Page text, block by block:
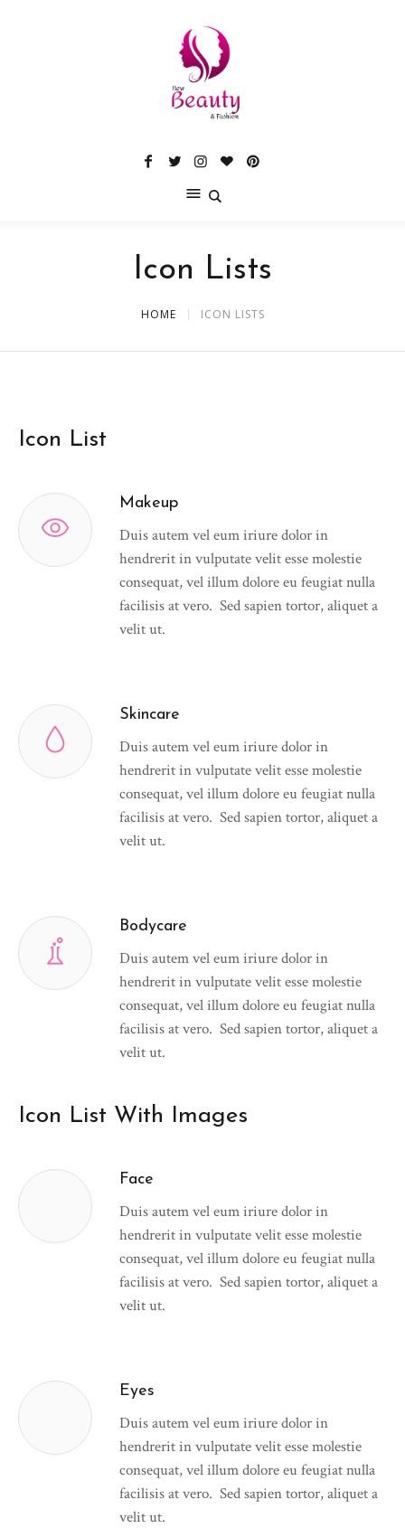
Icon Lists
HOME ICON LISTS
Icon List
Makeup
Duis autem vel eum iriure dolor in
hendrerit in vulputate velit esse molestie
consequat, vel illum dolore eu feugiat nulla
facilisis at vero. Sed sapien tortor, aliquet a
velit ut.
Skincare
Duis autem vel eum iriure dolor in
hendrerit in vulputate velit esse molestie
consequat, vel illum dolore eu feugiat nulla
facilisis at vero. Sed sapien tortor, aliquet a
velit ut.
Bodycare
Duis autem vel eum iriure dolor in
hendrerit in vulputate velit esse molestie
consequat, vel illum dolore eu feugiat nulla
facilisis at vero. Sed sapien tortor, aliquet a
velit ut.
Icon List With Images
Face
Duis autem vel eum iriure dolor in
hendrerit in vulputate velit esse molestie
consequat, vel illum dolore eu feugiat nulla
facilisis at vero. Sed sapien tortor, aliquet a
velit ut.
Eyes
Duis autem vel eum iriure dolor in
hendrerit in vulputate velit esse molestie
consequat, vel illum dolore eu feugiat nulla
facilisis at vero. Sed sapien tortor, aliquet a
velit ut.